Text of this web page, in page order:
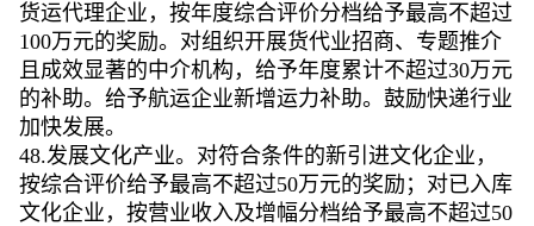
货运代理企业，按年度综合评价分档给予最高不超过
100万元的奖励。对组织开展货代业招商、专题推介
且成效显著的中介机构，给予年度累计不超过30万元
的补助。给予航运企业新增运力补助。鼓励快递行业
加快发展。
48.发展文化产业。对符合条件的新引进文化企业，
按综合评价给予最高不超过50万元的奖励；对已入库
文化企业，按营业收入及增幅分档给予最高不超过50